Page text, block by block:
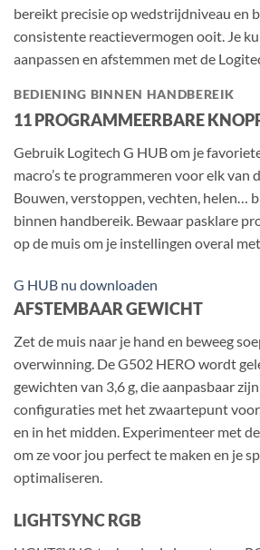
bereikt precisie op wedstrijdniveau en
consistente reactievermogen ooit. Je
aanpassen en afstemmen met de
BEDIENING BINNEN HANDBEREIK
11 PROGRAMMEERBARE
Gebruik Logitech G HUB om je
macro’s te programmeren voor elk van
Bouwen, verstoppen, vechten, helen…
binnen handbereik. Bewaar pasklare
op de muis om je instellingen overal
G HUB nu downloaden
AFSTEMBAAR GEWICHT
Zet de muis naar je hand en beweeg
overwinning. De G502 HERO wordt
gewichten van 3,6 g, die aanpasbaar
configuraties met het zwaartepunt
en in het midden. Experimenteer met
om ze voor jou perfect te maken en je
optimaliseren.
LIGHTSYNC RGB